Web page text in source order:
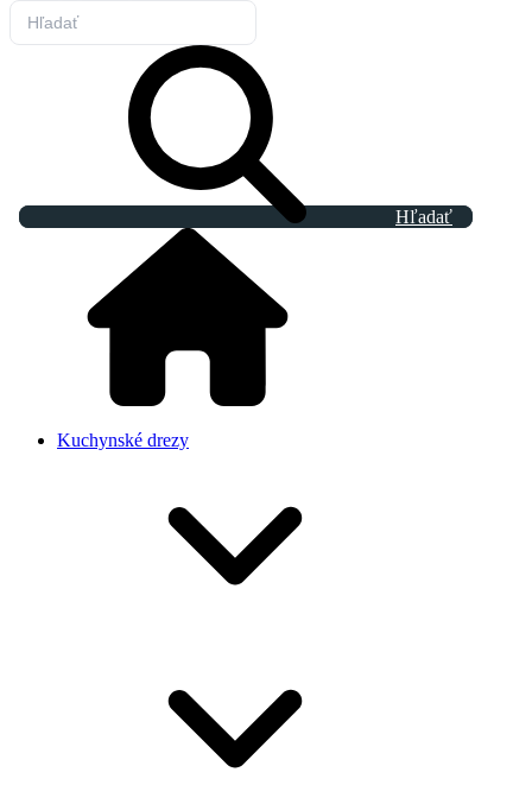
Hľadať
Kuchynské drezy